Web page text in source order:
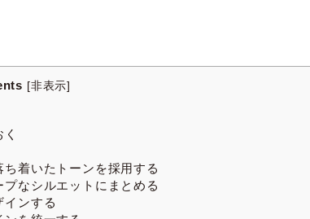
[非表示]
着いたトーンを採用する
なシルエットにまとめる
インする